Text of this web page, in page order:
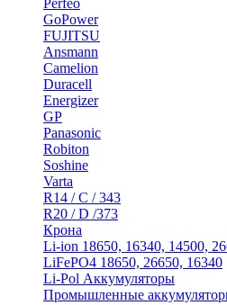
Perfeo
GoPower
FUJITSU
Ansmann
Camelion
Duracell
Energizer
GP
Panasonic
Robiton
Soshine
Varta
R14 / C / 343
R20 / D /373
Крона
Li-ion 18650, 16340, 14500,
LiFePO4 18650, 26650, 16340
Li-Pol Аккумуляторы
Промышленные